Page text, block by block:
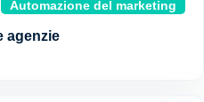
Automazione del marketing
agenzie